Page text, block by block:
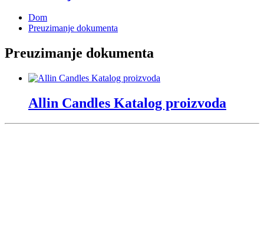
Dom
Preuzimanje dokumenta
Preuzimanje dokumenta
Allin Candles Katalog proizvoda